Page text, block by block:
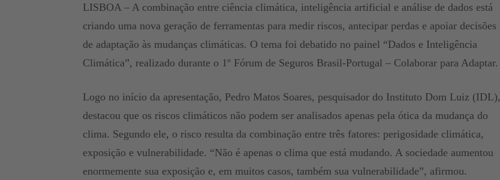
LISBOA – A combinação entre ciência climática, inteligência artificial e análise de dados está
criando uma nova geração de ferramentas para medir riscos, antecipar perdas e apoiar decisões
de adaptação às mudanças climáticas. O tema foi debatido no painel “Dados e Inteligência
Climática”, realizado durante o 1º Fórum de Seguros Brasil-Portugal – Colaborar para Adaptar.
Logo no início da apresentação, Pedro Matos Soares, pesquisador do Instituto Dom Luiz (IDL),
destacou que os riscos climáticos não podem ser analisados apenas pela ótica da mudança do
clima. Segundo ele, o risco resulta da combinação entre três fatores: perigosidade climática,
exposição e vulnerabilidade. “Não é apenas o clima que está mudando. A sociedade aumentou
enormemente sua exposição e, em muitos casos, também sua vulnerabilidade”, afirmou.